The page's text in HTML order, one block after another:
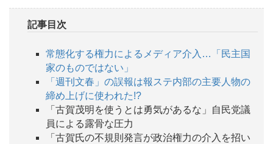
記事目次
常態化する権力によるメディア介入…「民主国
家のものではない」
「週刊文春」の誤報は報ステ内部の主要人物の
締め上げに使われた!?
「古賀茂明を使うとは勇気があるな」自民党議
員による露骨な圧力
「古賀氏の不規則発言が政治権力の介入を招い